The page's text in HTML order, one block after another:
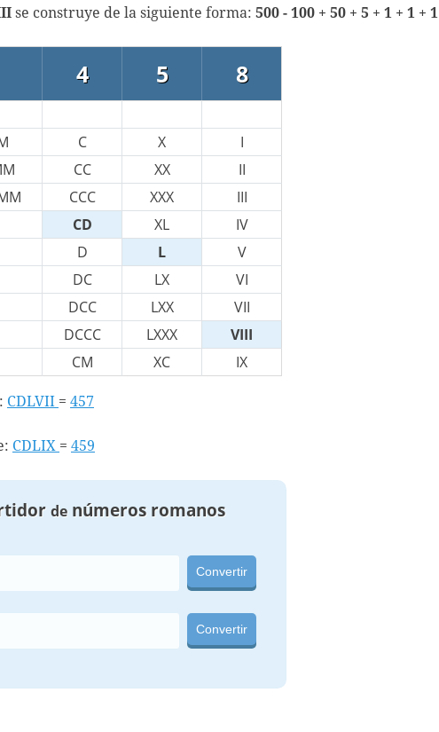
se construye de la siguiente forma: 500 - 100 + 50 + 5 + 1 + 1 + 1
4 5 8
C X
I
CC XX
II
CCC XXX
III
CD XL
IV
D L
V
DC LX
VI
DCC LXX
VII
DCCC LXXX
VIII
CM XC IX
CDLVII = 457
CDLIX = 459
denúmeros romanos
Convertir
Convertir